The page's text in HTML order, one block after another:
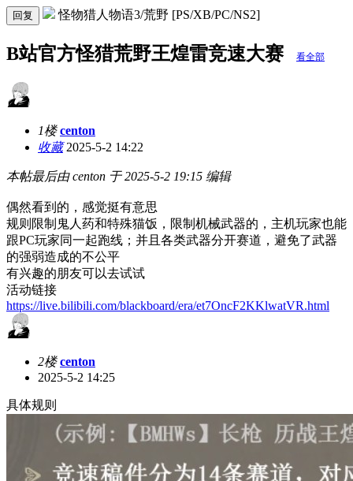
回复 怪物猎人物语3/荒野 [PS/XB/PC/NS2]
B站官方怪猎荒野王煌雷竞速大赛 看全部
1楼 centon
收藏2025-5-2 14:22
本帖最后由 centon 于 2025-5-2 19:15 编辑
偶然看到的，感觉挺有意思
规则限制鬼人药和特殊猫饭，限制机械武器的，主机玩家也能
跟PC玩家同一起跑线；并且各类武器分开赛道，避免了武器
的强弱造成的不公平
有兴趣的朋友可以去试试
活动链接
https://live.bilibili.com/blackboard/era/et7OncF2KKlwatVR.html
2楼 centon
2025-5-2 14:25
具体规则